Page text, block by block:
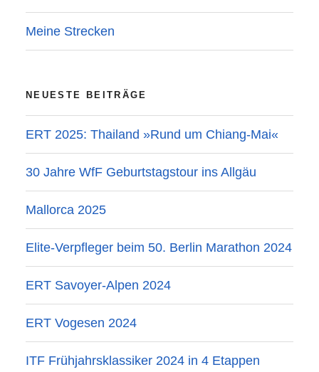
Meine Strecken
NEUESTE BEITRÄGE
ERT 2025: Thailand »Rund um Chiang-Mai«
30 Jahre WfF Geburtstagstour ins Allgäu
Mallorca 2025
Elite-Verpfleger beim 50. Berlin Marathon 2024
ERT Savoyer-Alpen 2024
ERT Vogesen 2024
ITF Frühjahrsklassiker 2024 in 4 Etappen